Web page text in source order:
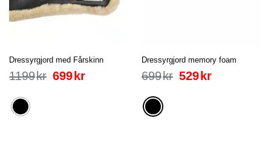
Dressyrgjord med Fårskinn
1199kr 699 kr
Dressyrgjord memory foam
699kr 529 kr